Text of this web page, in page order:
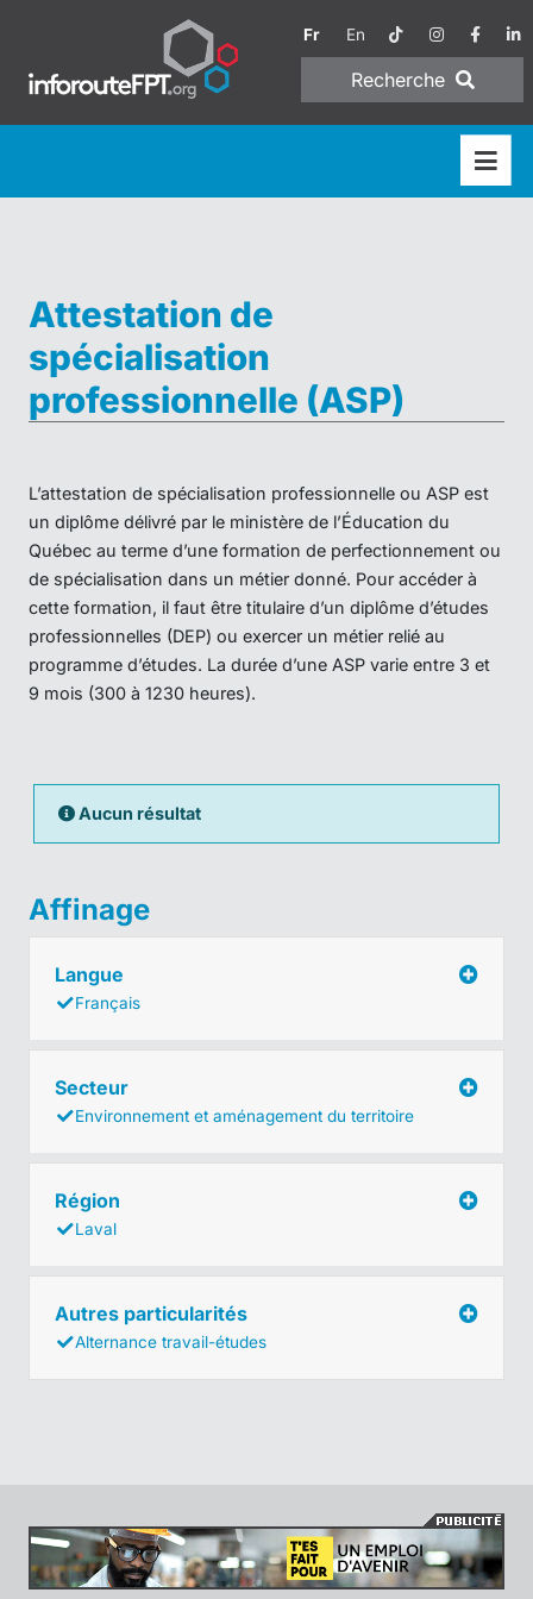
Fr En
Recherche
Attestation de
spécialisation
professionnelle (ASP)
L’attestation de spécialisation professionnelle ou ASP est
un diplôme délivré par le ministère de l’Éducation du
Québec au terme d’une formation de perfectionnement ou
de spécialisation dans un métier donné. Pour accéder à
cette formation, il faut être titulaire d’un diplôme d’études
professionnelles (DEP) ou exercer un métier relié au
programme d’études. La durée d’une ASP varie entre 3 et
9 mois (300 à 1230 heures).
Aucun résultat
Affinage
Langue
Français
Secteur
Environnement et aménagement du territoire
Région
Laval
Autres particularités
Alternance travail-études